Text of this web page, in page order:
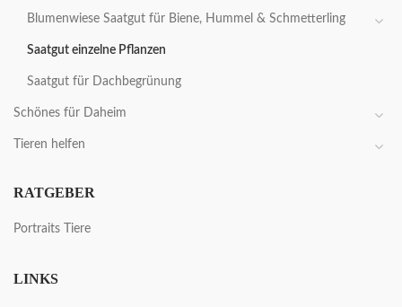
Blumenwiese Saatgut für Biene, Hummel & Schmetterling
Saatgut einzelne Pflanzen
Saatgut für Dachbegrünung
Schönes für Daheim
Tieren helfen
RATGEBER
Portraits Tiere
LINKS